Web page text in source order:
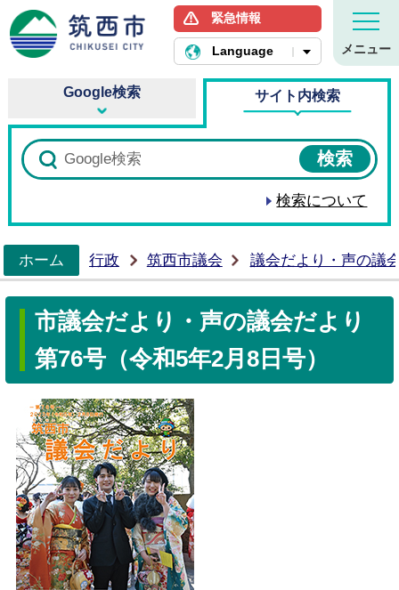
筑西市ホームページ
緊急情報
Language メニュー
Google検索 サイト内検索
検索について
ホーム
行政 筑西市議会 議会だより・声の議
市議会だより・声の議会だより
第76号（令和5年2月8日号）